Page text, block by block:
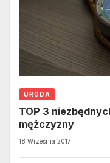
URODA
TOP 3
mężczyzny
18 Września 2017